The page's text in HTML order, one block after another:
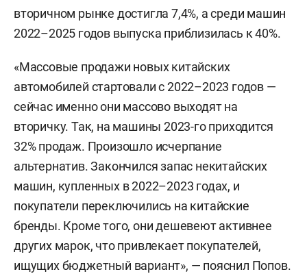
вторичном рынке достигла 7,4%, а среди машин
2022–2025 годов выпуска приблизилась к 40%.
«Массовые продажи новых китайских
автомобилей стартовали с 2022–2023 годов —
сейчас именно они массово выходят на
вторичку. Так, на машины 2023-го приходится
32% продаж. Произошло исчерпание
альтернатив. Закончился запас некитайских
машин, купленных в 2022–2023 годах, и
покупатели переключились на китайские
бренды. Кроме того, они дешевеют активнее
других марок, что привлекает покупателей,
ищущих бюджетный вариант», — пояснил Попов.